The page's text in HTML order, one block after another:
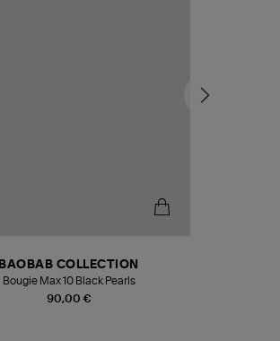
90,00 €
BAOBAB COLLECTION
Bougie Max 10 Black Pearls